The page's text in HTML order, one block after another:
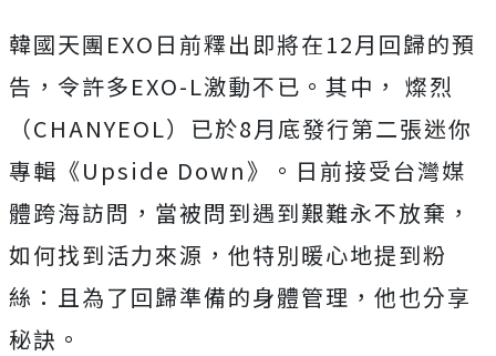
韓國天團EXO日前釋出即將在12月回歸的預
告，令許多EXO-L激動不已。其中， 燦烈
（CHANYEOL）已於8月底發行第二張迷你
專輯《Upside Down》。日前接受台灣媒
體跨海訪問，當被問到遇到艱難永不放棄，
如何找到活力來源，他特別暖心地提到粉
絲：且為了回歸準備的身體管理，他也分享
秘訣。